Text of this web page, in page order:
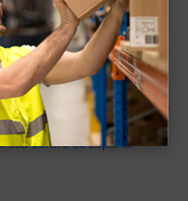
bastante mas barato que en
Pero el envío cuesta más
dentro de España.